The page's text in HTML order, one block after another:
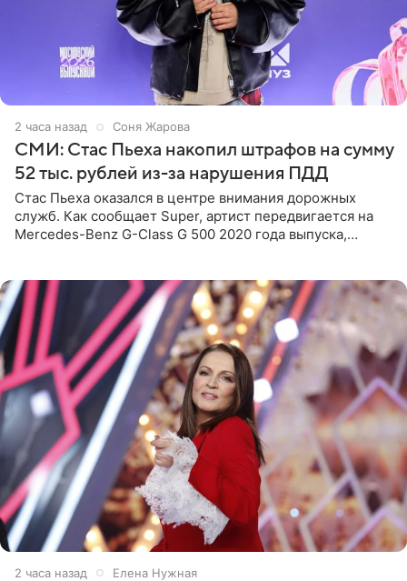
2 часа назад Соня Жарова
СМИ: Стас Пьеха накопил штрафов на сумму
52 тыс. рублей из-за нарушения ПДД
Стас Пьеха оказался в центре внимания дорожных
служб. Как сообщает Super, артист передвигается на
Mercedes-Benz G-Class G 500 2020 года выпуска,
2 часа назад Елена Нужная